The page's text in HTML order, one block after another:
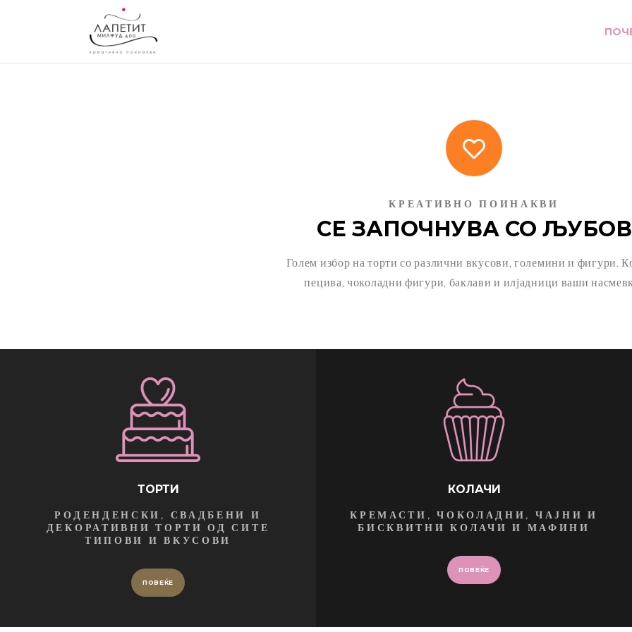
КРЕАТИВНО ПОИНАКВИ
СЕ ЗАПОЧНУВА СО ЉУБОВ
Голем избор на торти со различни вкусови, големини и фигури.
пецива, чоколадни фигури, баклави и илјадници ваши
ТОРТИ
РОДЕНДЕНСКИ, СВАДБЕНИ И
ДЕКОРАТИВНИ ТОРТИ ОД СИТЕ
ТИПОВИ И ВКУСОВИ
ПОВЕЌЕ
КОЛАЧИ
КРЕМАСТИ, ЧОКОЛАДНИ, ЧАЈНИ И
БИСКВИТНИ КОЛАЧИ И МАФИНИ
ПОВЕЌЕ